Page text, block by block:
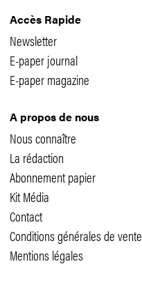
Accès Rapide
Newsletter
E-paper journal
E-paper magazine
A propos de nous
Nous connaître
La rédaction
Abonnement papier
Kit Média
Contact
Conditions générales de vente
Mentions légales